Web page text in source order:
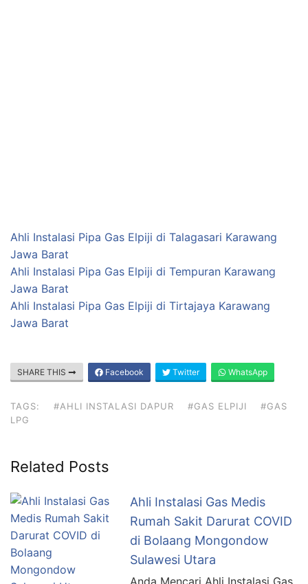
Ahli Instalasi Pipa Gas Elpiji di Talagasari Karawang
Jawa Barat
Ahli Instalasi Pipa Gas Elpiji di Tempuran Karawang
Jawa Barat
Ahli Instalasi Pipa Gas Elpiji di Tirtajaya Karawang
Jawa Barat
SHARE THIS Facebook Twitter WhatsApp
TAGS: #AHLI INSTALASI DAPUR #GAS ELPIJI
#GAS
LPG
Related Posts
Ahli Instalasi Gas Medis
Rumah Sakit Darurat COVID
di Bolaang Mongondow
Sulawesi Utara
Anda Mencari Ahli Instalasi Gas